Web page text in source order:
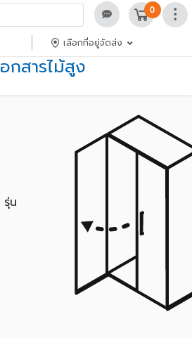
0
เลือกที่อยู่จัดส่ง
กสารไม้สูง
รุ่น